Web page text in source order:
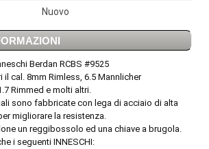
Nuovo
Berdan RCBS #9525
cal. 8mm Rimless, 6.5 Mannlicher
Rimmed e molti altri.
sono fabbricate con lega di acciaio di alta
migliorare la resistenza.
un reggibossolo ed una chiave a brugola.
i seguenti INNESCHI: